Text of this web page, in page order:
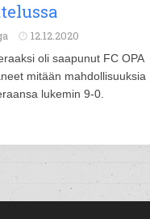
12.12.2020
oli saapunut FC OPA
mitään mahdollisuuksia
lukemin 9-0.